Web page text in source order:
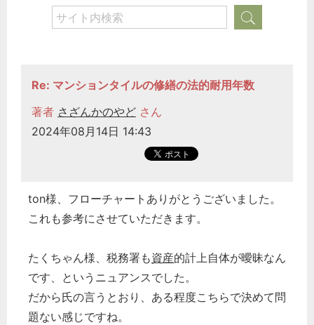
Re: マンションタイルの修繕の法的耐用年数
著者 さざんかのやど さん
2024年08月14日 14:43
ton様、フローチャートありがとうございました。
これも参考にさせていただきます。
たくちゃん様、税務署も資産的計上自体が曖昧なん
です、というニュアンスでした。
だから氏の言うとおり、ある程度こちらで決めて問
題ない感じですね。